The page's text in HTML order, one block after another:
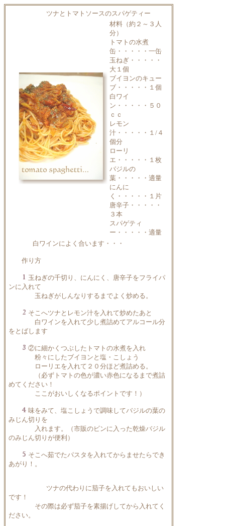
ツナとトマトソースのスパゲティー
材料（約２～３人
分）
トマトの水煮
缶・・・・・一缶
玉ねぎ・・・・・
大１個
ブイヨンのキュー
ブ・・・・・１個
白ワイ
ン・・・・・５０
ｃｃ
レモン
汁・・・・・１/４
個分
ローリ
エ・・・・・１枚
バジルの
葉・・・・・適量
にんに
く・・・・・１片
唐辛子・・・・・
３本
スパゲティ
ー・・・・・適量
白ワインによく合います・・・
作り方
玉ねぎの千切り、にんにく、唐辛子をフライパ
ンに入れて
玉ねぎがしんなりするまでよく炒める。
そこへツナとレモン汁を入れて炒めたあと
白ワインを入れて少し煮詰めてアルコール分
をとばします
②に細かくつぶしたトマトの水煮を入れ
粉々にしたブイヨンと塩・こしょう
ローリエを入れて２０分ほど煮詰める。
（必ずトマトの色が濃い赤色になるまで煮詰
めてください！
ここがおいしくなるポイントです！）
味をみて、塩こしょうで調味してバジルの葉の
みじん切りを
入れます。（市販のビンに入った乾燥バジル
のみじん切りが便利）
そこへ茹でたパスタを入れてからませたらでき
あがり！。
ツナの代わりに茄子を入れてもおいしい
です！
その際は必ず茄子を素揚げしてから入れてく
ださい。